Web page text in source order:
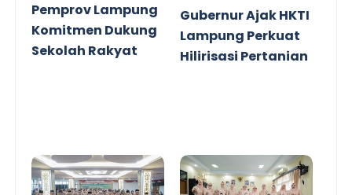
Pemprov Lampung
Komitmen Dukung
Sekolah Rakyat
Gubernur Ajak HKTI
Lampung Perkuat
Hilirisasi Pertanian